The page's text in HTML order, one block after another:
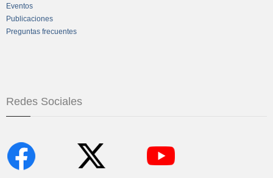
Eventos
Publicaciones
Preguntas frecuentes
Redes Sociales